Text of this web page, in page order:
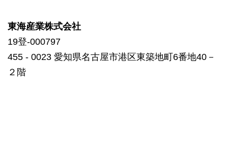
東海産業株式会社
19登-000797
455 ‐ 0023 愛知県名古屋市港区東築地町6番地40－
２階